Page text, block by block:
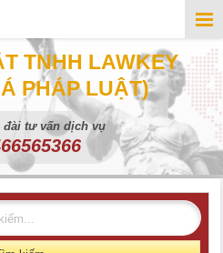
TNHH LAWKEY
PHÁP LUẬT)
đài tư vấn dịch vụ